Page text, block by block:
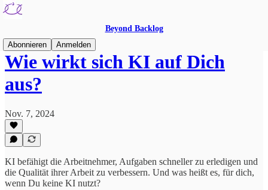
Beyond Backlog
Abonnieren
Anmelden
Wie wirkt sich KI auf Dich
aus?
Nov. 7, 2024
KI befähigt die Arbeitnehmer, Aufgaben schneller zu erledigen und
die Qualität ihrer Arbeit zu verbessern. Und was heißt es, für dich,
wenn Du keine KI nutzt?